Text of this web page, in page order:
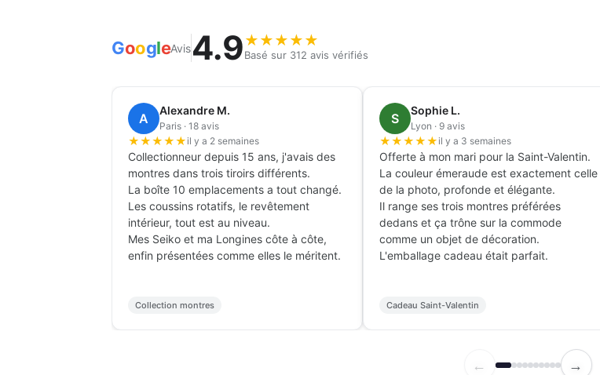
GoogleAvis4.9★★★★★
Basé sur 312 avis vérifiés
A
Alexandre M.
Paris · 18 avis
★★★★★ il y a 2 semaines
Collectionneur depuis 15 ans, j'avais des
montres dans trois tiroirs différents.
La boîte 10 emplacements a tout changé.
Les coussins rotatifs, le revêtement
intérieur, tout est au niveau.
Mes Seiko et ma Longines côte à côte,
enfin présentées comme elles le méritent.
Collection montres
S
Sophie L.
Lyon · 9 avis
★★★★★ il y a 3 semaines
Offerte à mon mari pour la Saint-Valentin.
La couleur émeraude est exactement celle
de la photo, profonde et élégante.
Il range ses trois montres préférées
dedans et ça trône sur la commode
comme un objet de décoration.
L'emballage cadeau était parfait.
Cadeau Saint-Valentin
← →